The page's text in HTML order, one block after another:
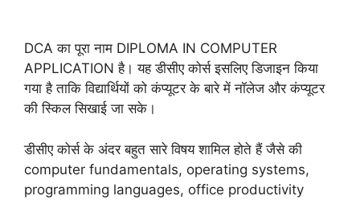
DCA का पूरा नाम DIPLOMA IN COMPUTER
APPLICATION है। यह डीसीए कोर्स इसलिए डिजाइन किया
गया है ताकि विद्यार्थियों को कंप्यूटर के बारे में नॉलेज और कंप्यूटर
की स्किल सिखाई जा सके।
डीसीए कोर्स के अंदर बहुत सारे विषय शामिल होते हैं जैसे की
computer fundamentals, operating systems,
programming languages, office productivity